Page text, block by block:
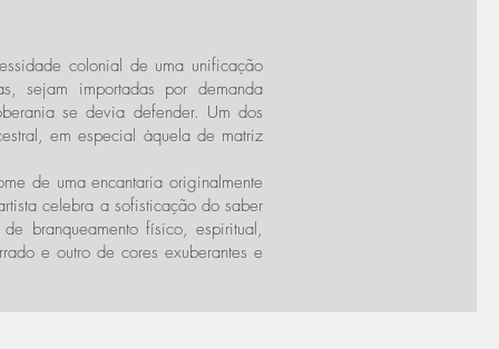
colonial de uma unificação
sejam importadas por demanda
se devia defender. Um dos
em especial àquela de matriz
de uma encantaria originalmente
celebra a sofisticação do saber
branqueamento físico, espiritual,
e outro de cores exuberantes e